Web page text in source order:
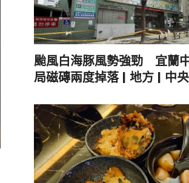
颱風白海豚風勢強勁 宜蘭
局磁磚兩度掉落 | 地方 | 中央